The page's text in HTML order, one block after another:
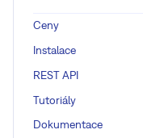
Ceny
Instalace
REST API
Tutoriály
Dokumentace